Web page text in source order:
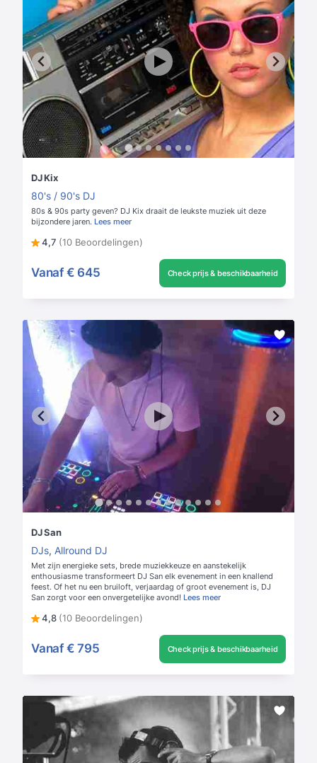
DJ Kix
80's / 90's DJ
80s & 90s party geven? DJ Kix draait de leukste muziek uit deze
bijzondere jaren. Lees meer
4,7 (10 Beoordelingen)
Vanaf € 645 Check prijs & beschikbaarheid
DJ San
DJs, Allround DJ
Met zijn energieke sets, brede muziekkeuze en aanstekelijk
enthousiasme transformeert DJ San elk evenement in een knallend
feest. Of het nu een bruiloft, verjaardag of groot evenement is, DJ
San zorgt voor een onvergetelijke avond! Lees meer
4,8 (10 Beoordelingen)
Vanaf € 795 Check prijs & beschikbaarheid